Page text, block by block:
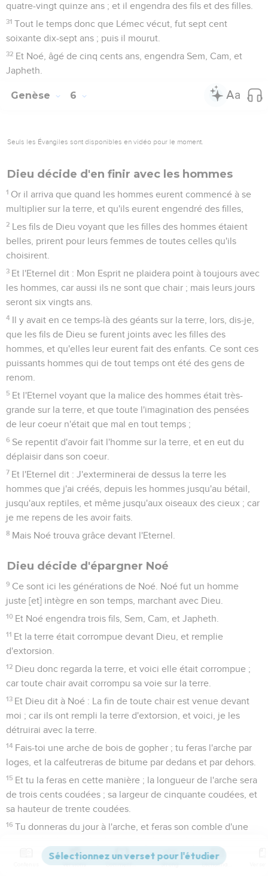
quatre-vingt quinze ans ; et il engendra des fils et des filles.
31 Tout le temps donc que Lémec vécut, fut sept cent
soixante dix-sept ans ; puis il mourut.
32 Et Noé, âgé de cinq cents ans, engendra Sem, Cam, et
Japheth.
Genèse 6
Seuls les Évangiles sont disponibles en vidéo pour le moment.
Dieu décide d'en finir avec les hommes
1 Or il arriva que quand les hommes eurent commencé à se
multiplier sur la terre, et qu'ils eurent engendré des filles,
2 Les fils de Dieu voyant que les filles des hommes étaient
belles, prirent pour leurs femmes de toutes celles qu'ils
choisirent.
3 Et l'Eternel dit : Mon Esprit ne plaidera point à toujours avec
les hommes, car aussi ils ne sont que chair ; mais leurs jours
seront six vingts ans.
4 Il y avait en ce temps-là des géants sur la terre, lors, dis-je,
que les fils de Dieu se furent joints avec les filles des
hommes, et qu'elles leur eurent fait des enfants. Ce sont ces
puissants hommes qui de tout temps ont été des gens de
renom.
5 Et l'Eternel voyant que la malice des hommes était très-
grande sur la terre, et que toute l'imagination des pensées
de leur coeur n'était que mal en tout temps ;
6 Se repentit d'avoir fait l'homme sur la terre, et en eut du
déplaisir dans son coeur.
7 Et l'Eternel dit : J'exterminerai de dessus la terre les
hommes que j'ai créés, depuis les hommes jusqu'au bétail,
jusqu'aux reptiles, et même jusqu'aux oiseaux des cieux ; car
je me repens de les avoir faits.
8 Mais Noé trouva grâce devant l'Eternel.
Dieu décide d'épargner Noé
9 Ce sont ici les générations de Noé. Noé fut un homme
juste [et] intègre en son temps, marchant avec Dieu.
10 Et Noé engendra trois fils, Sem, Cam, et Japheth.
11 Et la terre était corrompue devant Dieu, et remplie
d'extorsion.
12 Dieu donc regarda la terre, et voici elle était corrompue ;
car toute chair avait corrompu sa voie sur la terre.
13 Et Dieu dit à Noé : La fin de toute chair est venue devant
moi ; car ils ont rempli la terre d'extorsion, et voici, je les
détruirai avec la terre.
14 Fais-toi une arche de bois de gopher ; tu feras l'arche par
loges, et la calfeutreras de bitume par dedans et par dehors.
15 Et tu la feras en cette manière ; la longueur de l'arche sera
de trois cents coudées ; sa largeur de cinquante coudées, et
sa hauteur de trente coudées.
16 Tu donneras du jour à l'arche, et feras son comble d'une
coté, et tu la feras avec un bas, un second, et un troisième
Versions Commentaires Strong